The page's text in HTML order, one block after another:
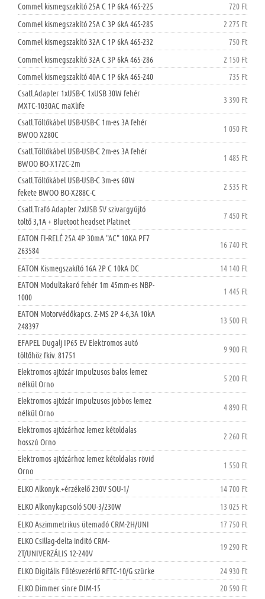
Commel kismegszakító 25A C 1P 6kA 465-225
720 Ft
Commel kismegszakító 25A C 3P 6kA 465-285
2 275 Ft
Commel kismegszakító 32A C 1P 6kA 465-232
750 Ft
Commel kismegszakító 32A C 3P 6kA 465-286
2 150 Ft
Commel kismegszakító 40A C 1P 6kA 465-240
735 Ft
Csatl.Adapter 1xUSB-C 1xUSB 30W fehér
MXTC-1030AC maXlife
3 390 Ft
Csatl.Töltőkábel USB-USB-C 1m-es 3A fehér
BWOO X280C
1 050 Ft
Csatl.Töltőkábel USB-USB-C 2m-es 3A fehér
BWOO BO-X172C-2m
1 485 Ft
Csatl.Töltőkábel USB-USB-C 3m-es 60W
fekete BWOO BO-X288C-C
2 535 Ft
Csatl.Trafó Adapter 2xUSB 5V szivargyújtó
töltő 3,1A + Bluetoot headset Platinet
7 450 Ft
EATON FI-RELÉ 25A 4P 30mA "AC" 10KA PF7
263584
16 740 Ft
EATON Kismegszakító 16A 2P C 10kA DC
14 140 Ft
EATON Modultakaró fehér 1m 45mm-es NBP-
1000
1 445 Ft
EATON Motorvédőkapcs. Z-MS 2P 4-6,3A 10kA
248397
13 500 Ft
EFAPEL Dugalj IP65 EV Elektromos autó
töltőhöz fkiv. 81751
9 900 Ft
Elektromos ajtózár impulzusos balos lemez
nélkül Orno
5 200 Ft
Elektromos ajtózár impulzusos jobbos lemez
nélkül Orno
4 890 Ft
Elektromos ajtózárhoz lemez kétoldalas
hosszú Orno
2 260 Ft
Elektromos ajtózárhoz lemez kétoldalas rövid
Orno
1 550 Ft
ELKO Alkonyk.+érzékelő 230V SOU-1/
14 700 Ft
ELKO Alkonykapcsoló SOU-3/230W
13 025 Ft
ELKO Aszimmetrikus ütemadó CRM-2H/UNI
17 750 Ft
ELKO Csillag-delta inditó CRM-
2T/UNIVERZÁLIS 12-240V
19 290 Ft
ELKO Digitális Fűtésvezérlő RFTC-10/G szürke
24 930 Ft
ELKO Dimmer sinre DIM-15
20 590 Ft